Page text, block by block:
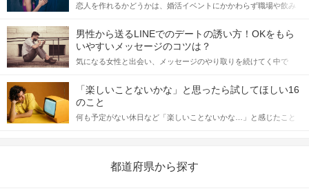
恋人を作れるかどうかは、婚活イベントにかかわらず職場や飲み
てアプローチできるかにも左右されます。 これから恋人作りを本
格的に始めようとしている方は、女性が異性を求めて出すサイン
をしっかりと理解し、正しい行動に移せるかどうかが重要。 この
記事では、女性が話しかけて欲しい時に出すサインとその心理を
合にどのような行動に繋げるべきかをご紹介していきます。
男性から送るLINEでのデートの誘い方！OKをもら
いやすいメッセージのコツは？
気になる女性と出会い、メッセージのやり取りを続けてく中で
しかし、中には「どう誘ったらいいの？」とお困りの男性もいら
っしゃるのではないでしょうか。 そこで今回は、男性から女性へ
送るLINEでのデートの誘い方のコツをご紹介します。例文も混じ
えながら解説するので、ぜひ参考にしてください。
「楽しいことないかな」と思ったら試してほしい16
のこと
何も予定がない休日など「楽しいことないかな…」と感じたこと
の楽しいことアイデアを集めました♪ いままさに楽しいことを探し
都道府県から探す